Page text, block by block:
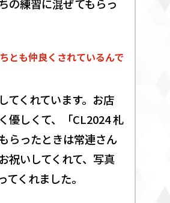
の練習に混ぜてもらっ
とも仲良くされているんで
てくれています。お店
優しくて、「CL2024 札
らったときは常連さん
祝いしてくれて、写真
くれました。